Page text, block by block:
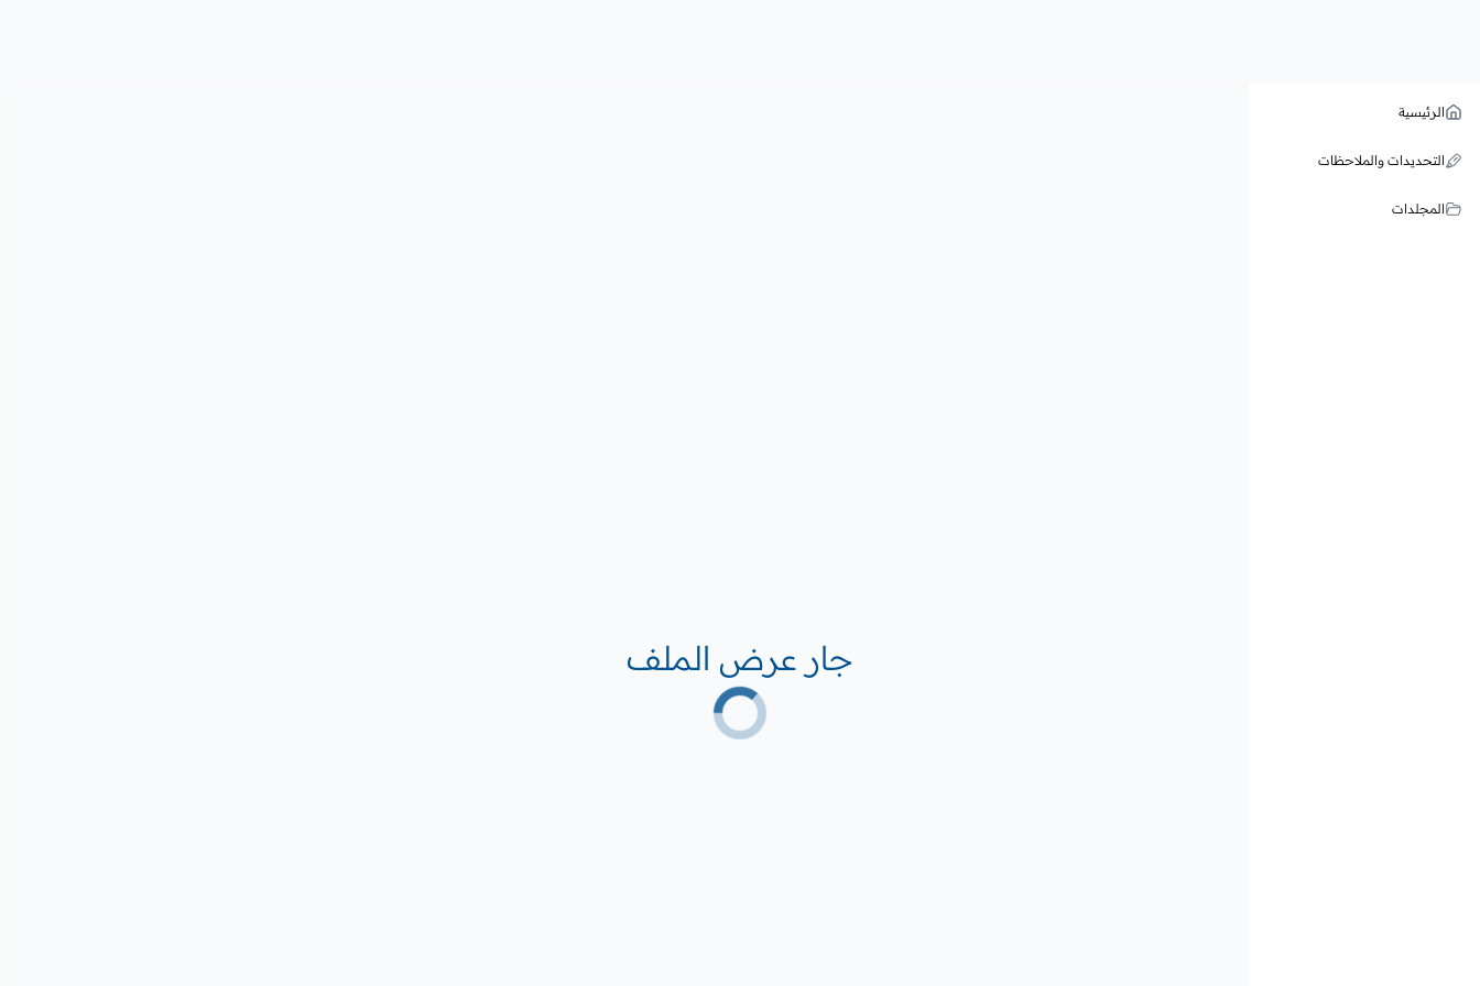
الرئيسية
التحديدات والملاحظات
المجلدات
جار عرض الملف